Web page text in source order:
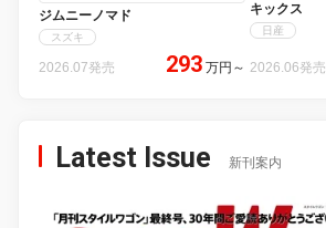
ジムニーノマド
スズキ
2026.07発売 293 万円 ～
キックス
日産
2026.06発売
Latest Issue 新刊案内